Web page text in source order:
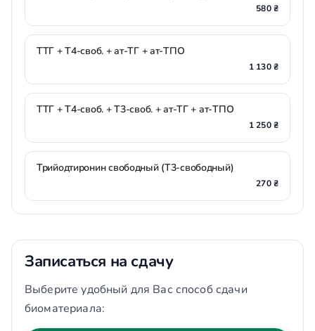
580 ₴
ТТГ + Т4-своб. + ат-ТГ + ат-ТПО
1 130 ₴
ТТГ + Т4-своб. + Т3-своб. + ат-ТГ + ат-ТПО
1 250 ₴
Трийодтиронин свободный (Т3-свободный)
270 ₴
Записаться на сдачу
Выберите удобный для Вас способ сдачи
биоматериала: